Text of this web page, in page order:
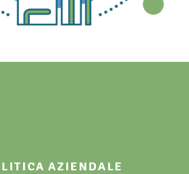
AZIENDALE